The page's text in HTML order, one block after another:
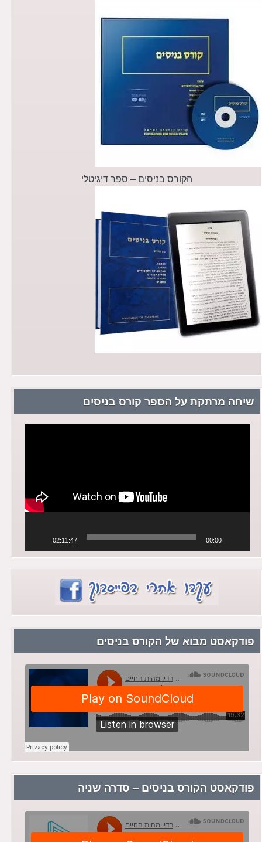
הקורס בניסים – ספר דיגיטלי
שיחה מרתקת על הספר קורס בניסים
00:00
02:11:47
פודקאסט מבוא של הקורס בניסים
פודקאסט הקורס בניסים – סדרה שניה